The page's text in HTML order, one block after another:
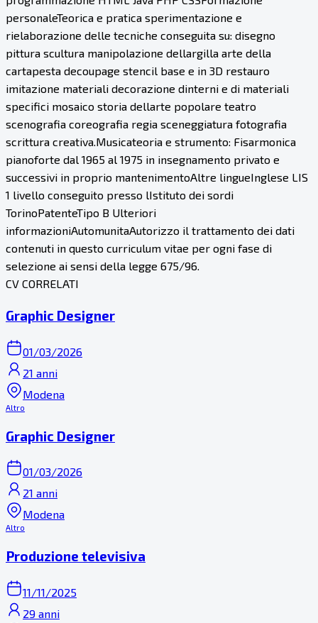
personaleTeorica e pratica sperimentazione e
rielaborazione delle tecniche conseguita su: disegno
pittura scultura manipolazione dellargilla arte della
cartapesta decoupage stencil base e in 3D restauro
imitazione materiali decorazione dinterni e di materiali
specifici mosaico storia dellarte popolare teatro
scenografia coreografia regia sceneggiatura fotografia
scrittura creativa.Musicateoria e strumento: Fisarmonica
pianoforte dal 1965 al 1975 in insegnamento privato e
successivi in proprio mantenimentoAltre lingueInglese LIS
1 livello conseguito presso lIstituto dei sordi
TorinoPatenteTipo B Ulteriori
informazioniAutomunitaAutorizzo il trattamento dei dati
contenuti in questo curriculum vitae per ogni fase di
selezione ai sensi della legge 675/96.
CV CORRELATI
Graphic Designer
01/03/2026
21 anni
Modena
Altro
Graphic Designer
01/03/2026
21 anni
Modena
Altro
Produzione televisiva
11/11/2025
29 anni